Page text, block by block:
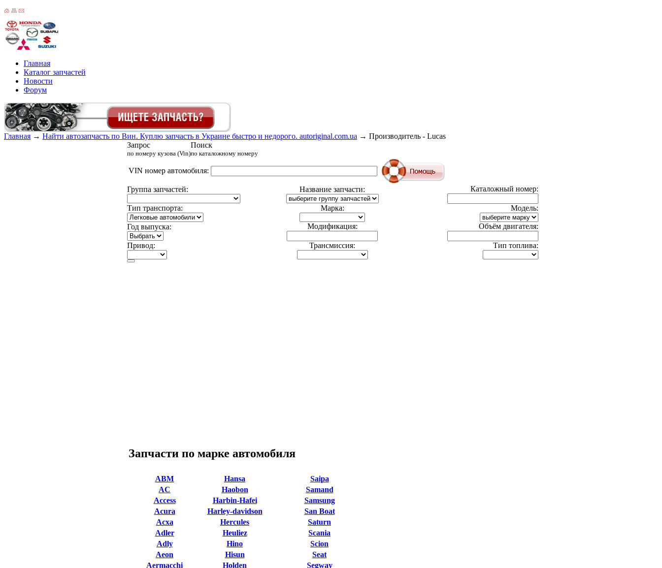
Главная
Каталог запчастей
Новости
Форум
Главная → Найти автозапчасть по Вин. Куплю запчасть в Украине быстро и недорого. autoriginal.com.ua → Производитель - Lucas
Запрос
по номеру кузова (Vin)
Поиск
по каталожному номеру
VIN номер автомобиля:
Группа запчастей: Название запчасти: Каталожный номер:
Тип транспорта: Марка: Модель:
Год выпуска: Модификация: Объём двигателя:
Привод: Трансмиссия: Тип топлива:
Запчасти по марке автомобиля
ABM
AC
Access
Acura
Acxa
Adler
Adly
Aeon
Aermacchi
Hansa
Haobon
Harbin-Hafei
Harley-davidson
Hercules
Heuliez
Hino
Hisun
Holden
Saipa
Samand
Samsung
San Boat
Saturn
Scania
Scion
Seat
Segway